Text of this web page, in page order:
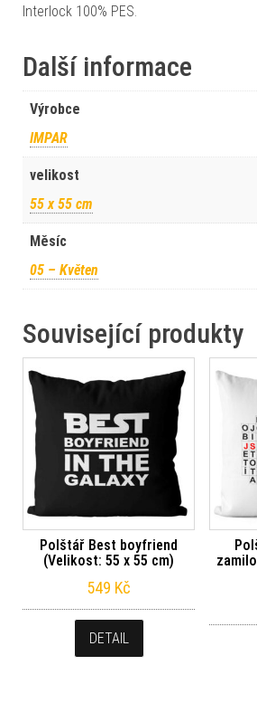
Interlock 100% PES.
Další informace
Výrobce
IMPAR
velikost
55 x 55 cm
Měsíc
05 – Květen
Související produkty
Polštář Best boyfriend
(Velikost: 55 x 55 cm)
549 Kč
DETAIL